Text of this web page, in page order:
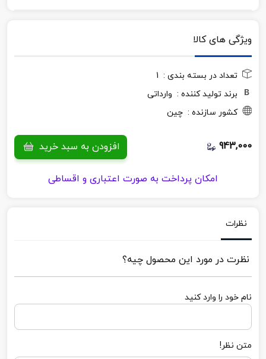
ویژگی های کالا
تعداد در بسته بندی : 1
برند تولید کننده : وارداتی
کشور سازنده : چین
943,000 افزودن به سبد خرید
امکان پرداخت به صورت اعتباری و اقساطی
نظرات
نظرت در مورد این محصول چیه؟
نام خود را وارد کنید
متن نظر!